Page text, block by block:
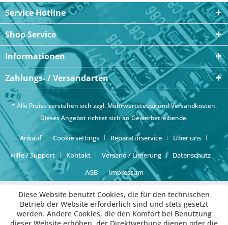
Service Hotline
Shop Service
Informationen
Zahlungs- / Versandarten
* Alle Preise verstehen sich zzgl. Mehrwertsteuer undVersandkosten.
Dieses Angebot richtet sich an Gewerbetreibende.
Ankauf Cookie settings Reparaturservice
Über uns
Hilfe / Support
Kontakt Versand / Lieferung
Datenschutz
AGB
Impressum
Diese Website benutzt Cookies, die für den technischen
Betrieb der Website erforderlich sind und stets gesetzt
werden. Andere Cookies, die den Komfort bei Benutzung